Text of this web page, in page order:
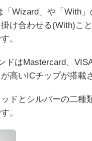
「Wizard」や「With
け合わせる(With)こ
。
ドはMastercard、
高いICチップが搭載
ドとシルバーの二種
。